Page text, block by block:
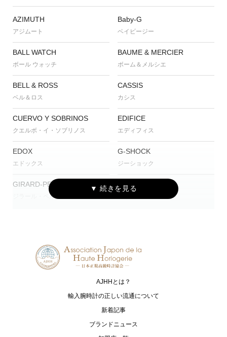
AZIMUTH
アジムート
Baby-G
ベイビージー
BALL WATCH
ボール ウォッチ
BAUME & MERCIER
ボーム＆メルシエ
BELL & ROSS
ベル＆ロス
CASSIS
カシス
CUERVO Y SOBRINOS
クエルボ・イ・ソブリノス
EDIFICE
エディフィス
EDOX
エドックス
G-SHOCK
ジーショック
GIRARD-PERREGAUX
ジラール・ペルゴ
Gorilla
HUBLOT IWC
アイ・ダブリュー・シー シャフハ
kieninger
キニンガー
MONTBLANC
AJHHとは？
輸入腕時計の正しい流通について
新着記事
ブランドニュース